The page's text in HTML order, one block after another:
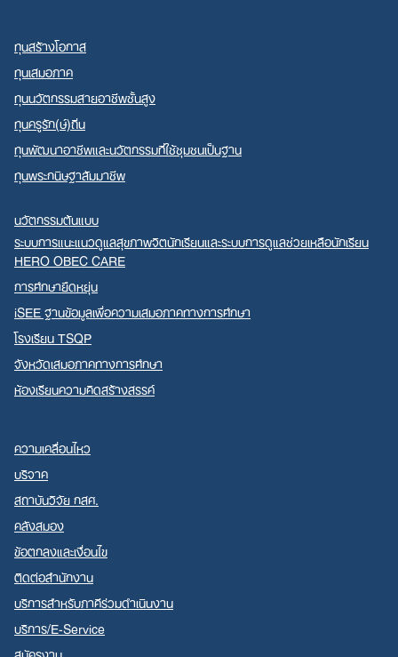
ทุนสร้างโอกาส
ทุนเสมอภาค
ทุนนวัตกรรมสายอาชีพชั้นสูง
ทุนครูรัก(ษ์)ถิ่น
ทุนพัฒนาอาชีพและนวัตกรรมที่ใช้ชุมชนเป็นฐาน
ทุนพระกนิษฐาสัมมาชีพ
นวัตกรรมต้นแบบ
ระบบการแนะแนวดูแลสุขภาพจิตนักเรียนและระบบการดูแลช่วยเหลือนักเรียน
HERO OBEC CARE
การศึกษายืดหยุ่น
iSEE ฐานข้อมูลเพื่อความเสมอภาคทางการศึกษา
โรงเรียน TSQP
จังหวัดเสมอภาคทางการศึกษา
ห้องเรียนความคิดสร้างสรรค์
ความเคลื่อนไหว
บริจาค
สถาบันวิจัย กสศ.
คลังสมอง
ข้อตกลงและเงื่อนไข
ติดต่อสำนักงาน
บริการสำหรับภาคีร่วมดำเนินงาน
บริการ/E-Service